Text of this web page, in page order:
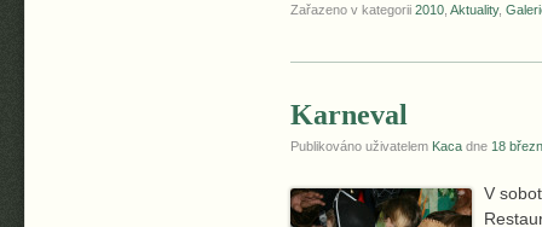
Zařazeno v kategorii 2010 Aktuality,
Karneval
Publikováno uživatelem Kaca dne 18
V